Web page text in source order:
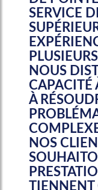
SERVICE
NOUS
CAPACITÉ
À
NOS
TIENNENT